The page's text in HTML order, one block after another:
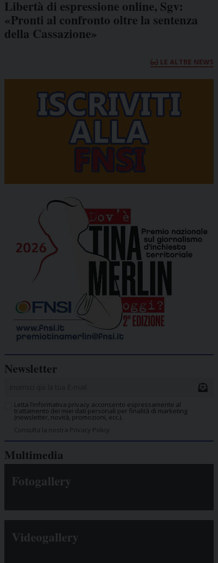
Libertà di espressione online, Sgv:
«Pronti al confronto oltre la sentenza
della Cassazione»
LE ALTRE NEWS
Newsletter
Letta l’informativa privacy acconsento espressamente al
trattamento dei miei dati personali per finalità di marketing
(newsletter, novità, promozioni, ecc.).
Consulta la nostra Privacy Policy.
Multimedia
Fotogallery
Videogallery